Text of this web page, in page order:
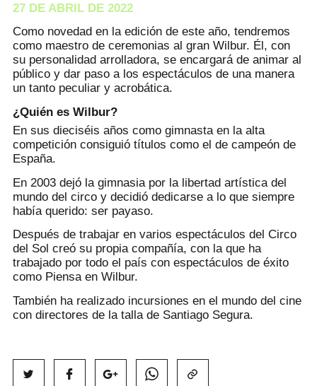
27 DE ABRIL DE 2022
Como novedad en la edición de este año, tendremos
como maestro de ceremonias al gran Wilbur. Él, con
su personalidad arrolladora, se encargará de animar al
público y dar paso a los espectáculos de una manera
un tanto peculiar y acrobática.
¿Quién es Wilbur?
En sus dieciséis años como gimnasta en la alta
competición consiguió títulos como el de campeón de
España.
En 2003 dejó la gimnasia por la libertad artística del
mundo del circo y decidió dedicarse a lo que siempre
había querido: ser payaso.
Después de trabajar en varios espectáculos del Circo
del Sol creó su propia compañía, con la que ha
trabajado por todo el país con espectáculos de éxito
como Piensa en Wilbur.
También ha realizado incursiones en el mundo del cine
con directores de la talla de Santiago Segura.